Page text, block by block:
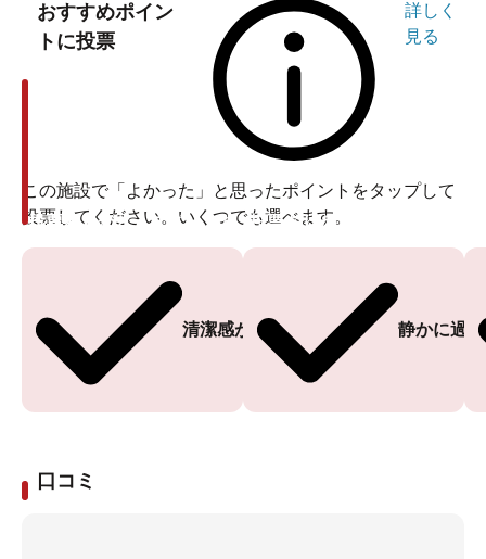
おすすめポイン
トに投票
詳しく
見る
この施設で「よかった」と思ったポイントをタップして
投票してください。いくつでも選べます。
清潔感がある
投票ありがとうございます
静かに過
投票ありがとうございます
口コミ